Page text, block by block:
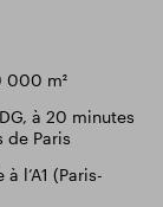
000 m²
à 20 minutes
de Paris
l’A1 (Paris-